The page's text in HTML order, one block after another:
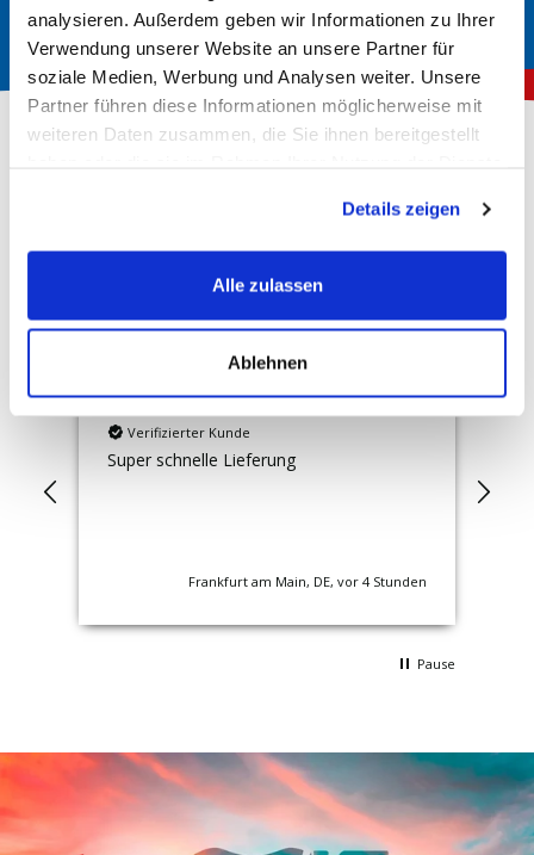
analysieren. Außerdem geben wir Informationen zu Ihrer
Verwendung unserer Website an unsere Partner für
soziale Medien, Werbung und Analysen weiter. Unsere
Partner führen diese Informationen möglicherweise mit
weiteren Daten zusammen, die Sie ihnen bereitgestellt
Details zeigen
Alle zulassen
Ablehnen
Über 150.000 zufriedene Kunden
10.165 Bewertungen
Verifizierter Kunde
Super schnelle Lieferung
Frankfurt am Main, DE, vor 4 Stunden
Pause